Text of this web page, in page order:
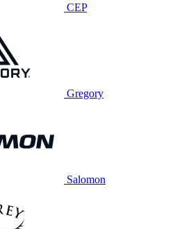
CEP
Gregory
Salomon